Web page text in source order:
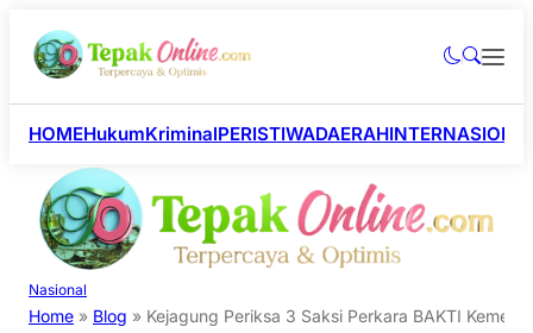
HOMEHukumKriminalPERISTIWADAERAH
Nasional
Home » Blog » Kejagung Periksa 3 Saksi Perkara BAKTI